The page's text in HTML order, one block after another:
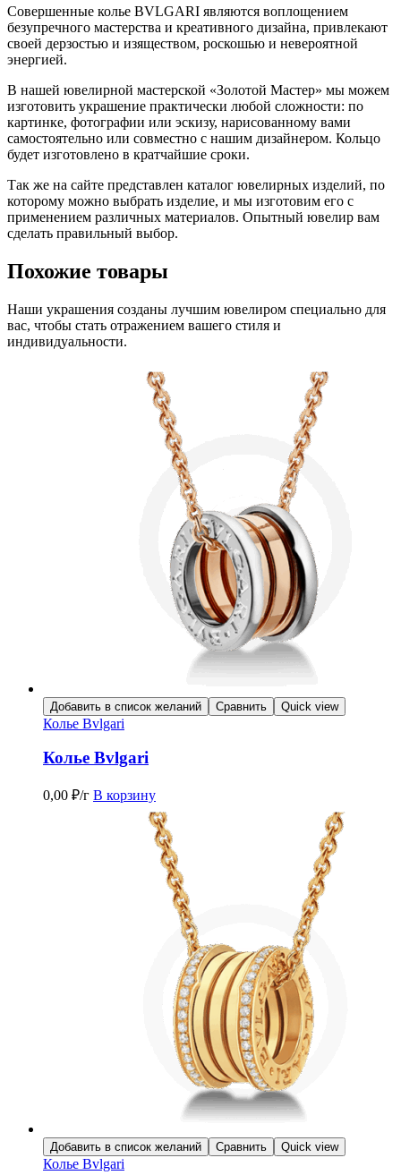
Совершенные колье BVLGARI являются воплощением
безупречного мастерства и креативного дизайна, привлекают
своей дерзостью и изяществом, роскошью и невероятной
энергией.
В нашей ювелирной мастерской «Золотой Мастер» мы можем
изготовить украшение практически любой сложности: по
картинке, фотографии или эскизу, нарисованному вами
самостоятельно или совместно с нашим дизайнером. Кольцо
будет изготовлено в кратчайшие сроки.
Так же на сайте представлен каталог ювелирных изделий, по
которому можно выбрать изделие, и мы изготовим его с
применением различных материалов. Опытный ювелир вам
сделать правильный выбор.
Похожие товары
Наши украшения созданы лучшим ювелиром специально для
вас, чтобы стать отражением вашего стиля и
индивидуальности.
Добавить в список желаний Сравнить Quick view
Колье Bvlgari
Колье Bvlgari
0,00 ₽/г В корзину
Добавить в список желаний Сравнить Quick view
Колье Bvlgari